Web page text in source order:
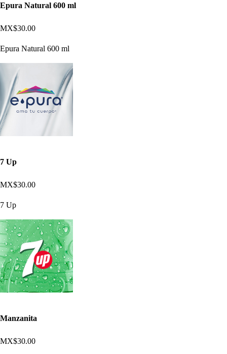
Epura Natural 600 ml
MX$30.00
Epura Natural 600 ml
7 Up
MX$30.00
7 Up
Manzanita
MX$30.00